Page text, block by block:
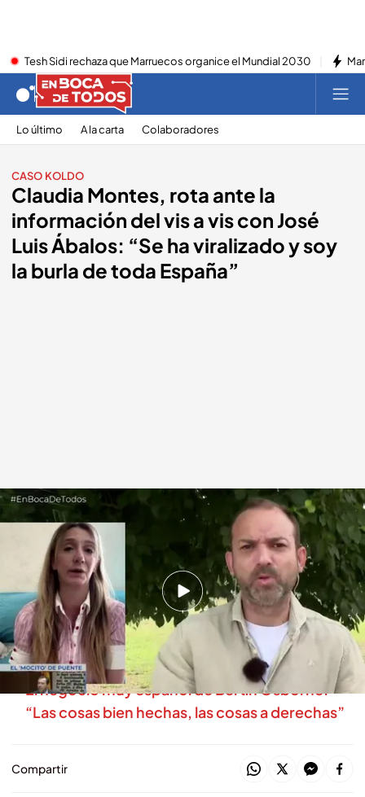
Tesh Sidi rechaza que Marruecos organice el Mundial 2030
Lo último A la carta Colaboradores
CASO KOLDO
Claudia Montes, rota ante la
información del vis a vis con José
Luis Ábalos: “Se ha viralizado y soy
la burla de toda España”
Claudia Montes en directo en 'En boca de todos' .cuatro.com
En boca de todos
26 JUN 2026 - 13:39h.
Claudia Montes saca a la luz los motivos de la
visita de Alfonso Arrién al exministro de
Fomento en prisión: “Le pidió Ábalos”
El negocio muy español de Bertín Osborne:
“Las cosas bien hechas, las cosas a derechas”
Compartir